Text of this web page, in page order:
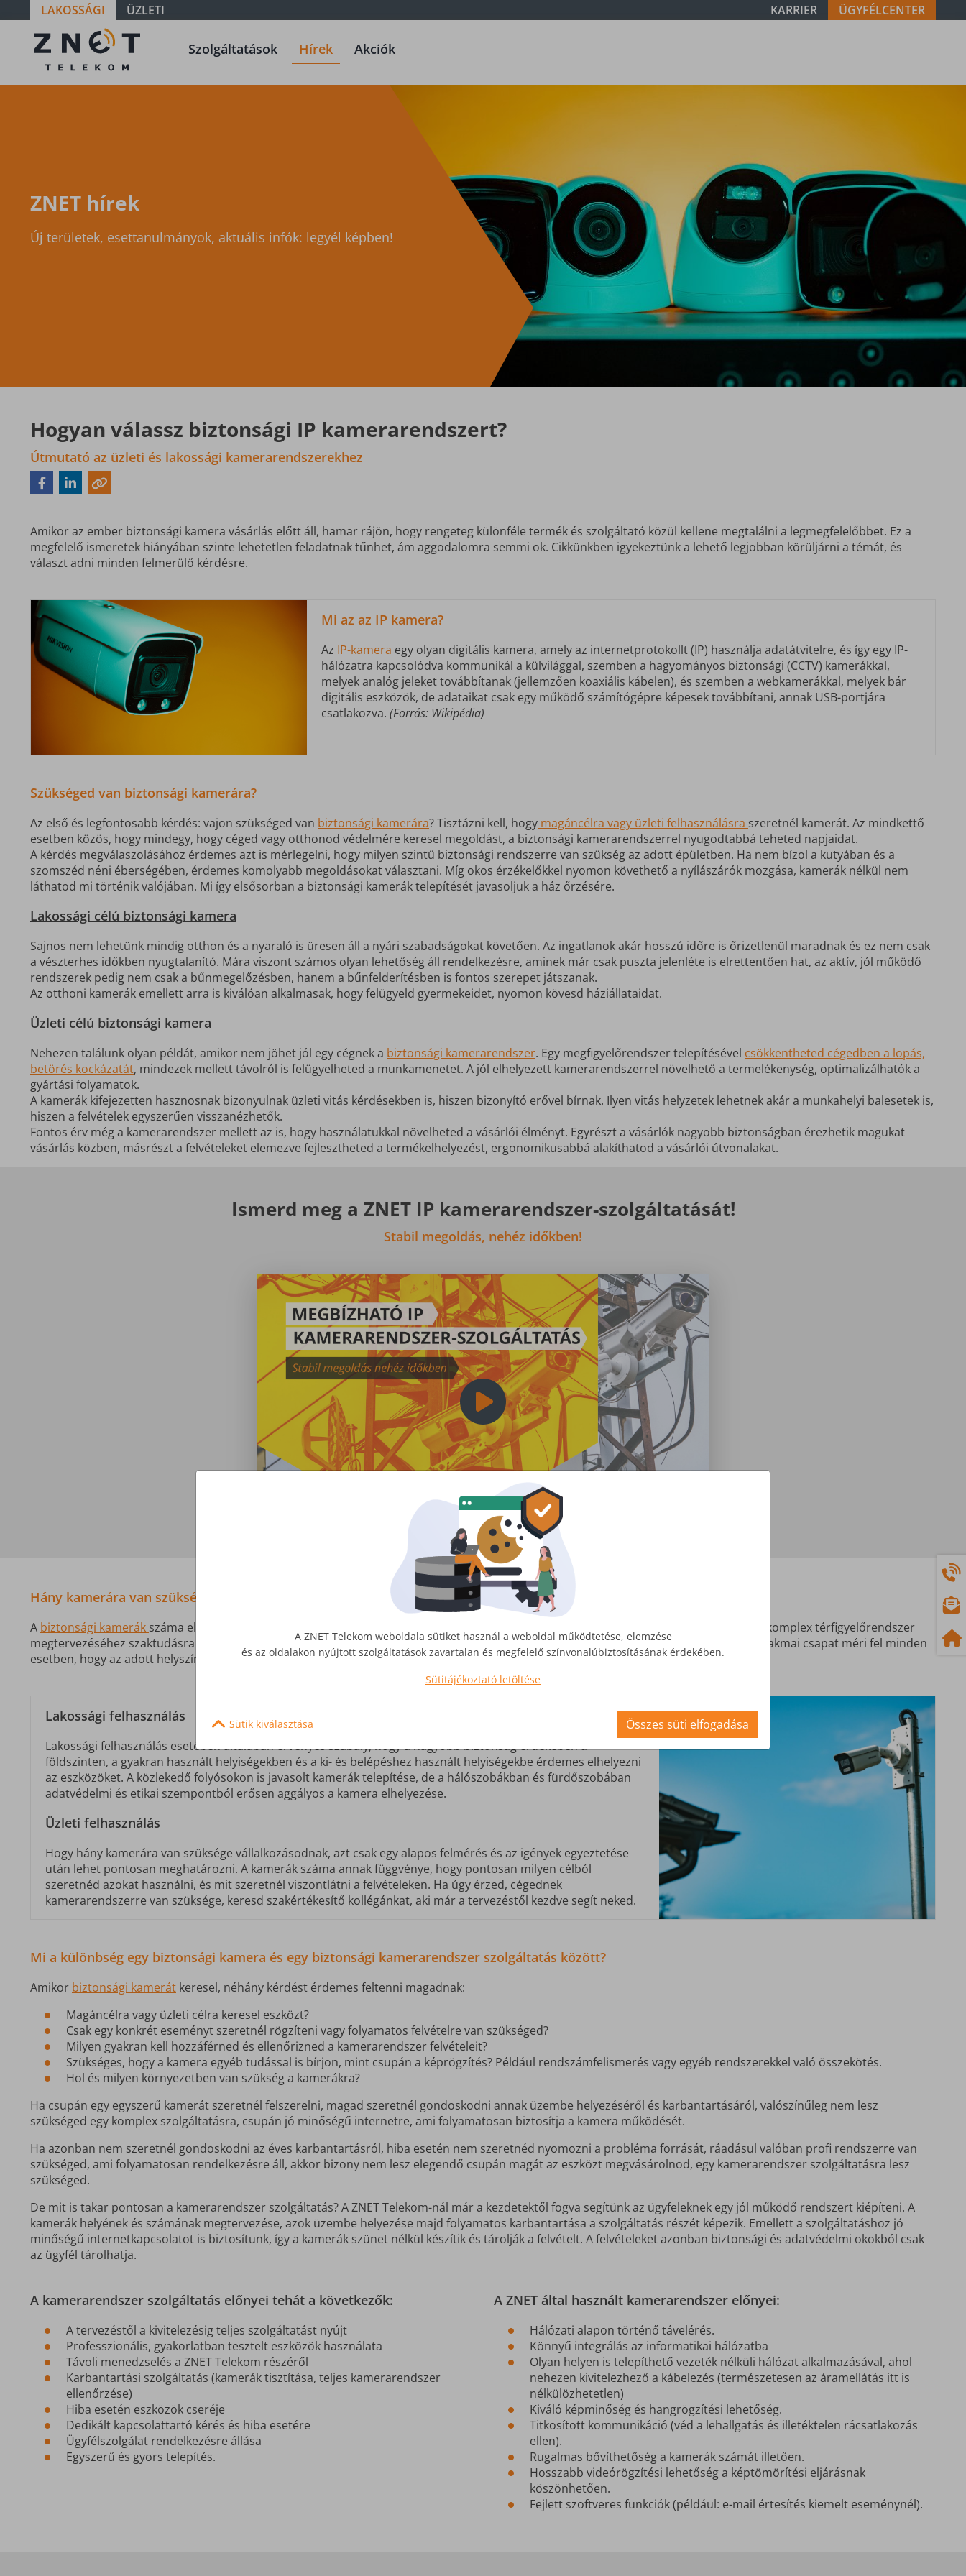
LAKOSSÁGI ÜZLETI KARRIER ÜGYFÉLCENTER
ZNET
Telekom, a
távközlési
Szolgáltatások Hírek Akciók
ZNET hírek
Új területek, esettanulmányok, aktuális infók: legyél képben!
Hogyan válassz biztonsági IP kamerarendszert?
Útmutató az üzleti és lakossági kamerarendszerekhez
Amikor az ember biztonsági kamera vásárlás előtt áll, hamar rájön, hogy rengeteg különféle termék és szolgáltató közül kellene megtalálni a legmegfelelőbbet. Ez a
megfelelő ismeretek hiányában szinte lehetetlen feladatnak tűnhet, ám aggodalomra semmi ok. Cikkünkben igyekeztünk a lehető legjobban körüljárni a témát, és
választ adni minden felmerülő kérdésre.
Mi az az IP kamera?
Az IP-kamera egy olyan digitális kamera, amely az internetprotokollt (IP) használja adatátvitelre, és így egy IP-
hálózatra kapcsolódva kommunikál a külvilággal, szemben a hagyományos biztonsági (CCTV) kamerákkal,
melyek analóg jeleket továbbítanak (jellemzően koaxiális kábelen), és szemben a webkamerákkal, melyek bár
digitális eszközök, de adataikat csak egy működő számítógépre képesek továbbítani, annak USB-portjára
csatlakozva. (Forrás: Wikipédia)
Szükséged van biztonsági kamerára?
Az első és legfontosabb kérdés: vajon szükséged van biztonsági kamerára? Tisztázni kell, hogy magáncélra vagy üzleti felhasználásra szeretnél kamerát. Az mindkettő
esetben közös, hogy mindegy, hogy céged vagy otthonod védelmére keresel megoldást, a biztonsági kamerarendszerrel nyugodtabbá teheted napjaidat.
A kérdés megválaszolásához érdemes azt is mérlegelni, hogy milyen szintű biztonsági rendszerre van szükség az adott épületben. Ha nem bízol a kutyában és a
szomszéd néni éberségében, érdemes komolyabb megoldásokat választani. Míg okos érzékelőkkel nyomon követhető a nyílászárók mozgása, kamerák nélkül nem
láthatod mi történik valójában. Mi így elsősorban a biztonsági kamerák telepítését javasoljuk a ház őrzésére.
Lakossági célú biztonsági kamera
Sajnos nem lehetünk mindig otthon és a nyaraló is üresen áll a nyári szabadságokat követően. Az ingatlanok akár hosszú időre is őrizetlenül maradnak és ez nem csak
a vészterhes időkben nyugtalanító. Mára viszont számos olyan lehetőség áll rendelkezésre, aminek már csak puszta jelenléte is elrettentően hat, az aktív, jól működő
rendszerek pedig nem csak a bűnmegelőzésben, hanem a bűnfelderítésben is fontos szerepet játszanak.
Az otthoni kamerák emellett arra is kiválóan alkalmasak, hogy felügyeld gyermekeidet, nyomon kövesd háziállataidat.
Üzleti célú biztonsági kamera
Nehezen találunk olyan példát, amikor nem jöhet jól egy cégnek a biztonsági kamerarendszer. Egy megfigyelőrendszer telepítésével csökkentheted cégedben a lopás,
betörés kockázatát, mindezek mellett távolról is felügyelheted a munkamenetet. A jól elhelyezett kamerarendszerrel növelhető a termelékenység, optimalizálhatók a
gyártási folyamatok.
A kamerák kifejezetten hasznosnak bizonyulnak üzleti vitás kérdésekben is, hiszen bizonyító erővel bírnak. Ilyen vitás helyzetek lehetnek akár a munkahelyi balesetek is,
hiszen a felvételek egyszerűen visszanézhetők.
Fontos érv még a kamerarendszer mellett az is, hogy használatukkal növelheted a vásárlói élményt. Egyrészt a vásárlók nagyobb biztonságban érezhetik magukat
vásárlás közben, másrészt a felvételeket elemezve fejlesztheted a termékelhelyezést, ergonomikusabbá alakíthatod a vásárlói útvonalakat.
Ismerd meg a ZNET IP kamerarendszer-szolgáltatását!
Stabil megoldás, nehéz időkben!
Hány kamerára van szükséged?
A biztonsági kamerák száma elsősorban az adott ingatlan méretétől, a felhasználás céljától és a kívánt biztonság mértékétől is függ. Egy komplex térfigyelőrendszer
megtervezéséhez szaktudásra és tapasztalatra van szükség, amit csak egy kamerarendszer szolgáltató tud biztosítani. A ZNET-nél egy szakmai csapat méri fel minden
esetben, hogy az adott helyszínen hány db, és milyen típusú kamerával lehet elérni a kívánt célt.
Lakossági felhasználás
Lakossági felhasználás esetében általában érvényes szabály, hogy a nagyobb biztonság érdekében a
földszinten, a gyakran használt helyiségekben és a ki- és belépéshez használt helyiségekbe érdemes elhelyezni
az eszközöket. A közlekedő folyósokon is javasolt kamerák telepítése, de a hálószobákban és fürdőszobában
adatvédelmi és etikai szempontból erősen aggályos a kamera elhelyezése.
Üzleti felhasználás
Hogy hány kamerára van szüksége vállalkozásodnak, azt csak egy alapos felmérés és az igények egyeztetése
után lehet pontosan meghatározni. A kamerák száma annak függvénye, hogy pontosan milyen célból
szeretnéd azokat használni, és mit szeretnél viszontlátni a felvételeken. Ha úgy érzed, cégednek
kamerarendszerre van szüksége, keresd szakértékesítő kollégánkat, aki már a tervezéstől kezdve segít neked.
Mi a különbség egy biztonsági kamera és egy biztonsági kamerarendszer szolgáltatás között?
Amikor biztonsági kamerát keresel, néhány kérdést érdemes feltenni magadnak:
Magáncélra vagy üzleti célra keresel eszközt?
Csak egy konkrét eseményt szeretnél rögzíteni vagy folyamatos felvételre van szükséged?
Milyen gyakran kell hozzáférned és ellenőrizned a kamerarendszer felvételeit?
Szükséges, hogy a kamera egyéb tudással is bírjon, mint csupán a képrögzítés? Például rendszámfelismerés vagy egyéb rendszerekkel való összekötés.
Hol és milyen környezetben van szükség a kamerákra?
Ha csupán egy egyszerű kamerát szeretnél felszerelni, magad szeretnél gondoskodni annak üzembe helyezéséről és karbantartásáról, valószínűleg nem lesz
szükséged egy komplex szolgáltatásra, csupán jó minőségű internetre, ami folyamatosan biztosítja a kamera működését.
Ha azonban nem szeretnél gondoskodni az éves karbantartásról, hiba esetén nem szeretnéd nyomozni a probléma forrását, ráadásul valóban profi rendszerre van
szükséged, ami folyamatosan rendelkezésre áll, akkor bizony nem lesz elegendő csupán magát az eszközt megvásárolnod, egy kamerarendszer szolgáltatásra lesz
szükséged.
De mit is takar pontosan a kamerarendszer szolgáltatás? A ZNET Telekom-nál már a kezdetektől fogva segítünk az ügyfeleknek egy jól működő rendszert kiépíteni. A
kamerák helyének és számának megtervezése, azok üzembe helyezése majd folyamatos karbantartása a szolgáltatás részét képezik. Emellett a szolgáltatáshoz jó
minőségű internetkapcsolatot is biztosítunk, így a kamerák szünet nélkül készítik és tárolják a felvételt. A felvételeket azonban biztonsági és adatvédelmi okokból csak
az ügyfél tárolhatja.
A kamerarendszer szolgáltatás előnyei tehát a következők:
A tervezéstől a kivitelezésig teljes szolgáltatást nyújt
Professzionális, gyakorlatban tesztelt eszközök használata
Távoli menedzselés a ZNET Telekom részéről
Karbantartási szolgáltatás (kamerák tisztítása, teljes kamerarendszer
ellenőrzése)
Hiba esetén eszközök cseréje
Dedikált kapcsolattartó kérés és hiba esetére
Ügyfélszolgálat rendelkezésre állása
Egyszerű és gyors telepítés.
A ZNET által használt kamerarendszer előnyei:
Hálózati alapon történő távelérés.
Könnyű integrálás az informatikai hálózatba
Olyan helyen is telepíthető vezeték nélküli hálózat alkalmazásával, ahol
nehezen kivitelezhező a kábelezés (természetesen az áramellátás itt is
nélkülözhetetlen)
Kiváló képminőség és hangrögzítési lehetőség.
Titkosított kommunikáció (véd a lehallgatás és illetéktelen rácsatlakozás
ellen).
Rugalmas bővíthetőség a kamerák számát illetően.
Hosszabb videórögzítési lehetőség a képtömörítési eljárásnak
köszönhetően.
Fejlett szoftveres funkciók (például: e-mail értesítés kiemelt eseménynél).
A ZNET Telekom weboldala sütiket használ a weboldal működtetése, elemzése
és az oldalakon nyújtott szolgáltatások zavartalan és megfelelő színvonalúbiztosításának érdekében.
Sütitájékoztató letöltése
Sütik kiválasztása Összes süti elfogadása